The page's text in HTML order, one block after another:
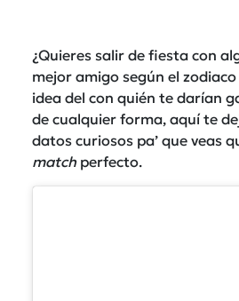
¿Quieres salir de fiesta con
mejor amigo según el
idea del con quién te darían
de cualquier forma, aquí te
datos curiosos pa’ que veas
matchperfecto.